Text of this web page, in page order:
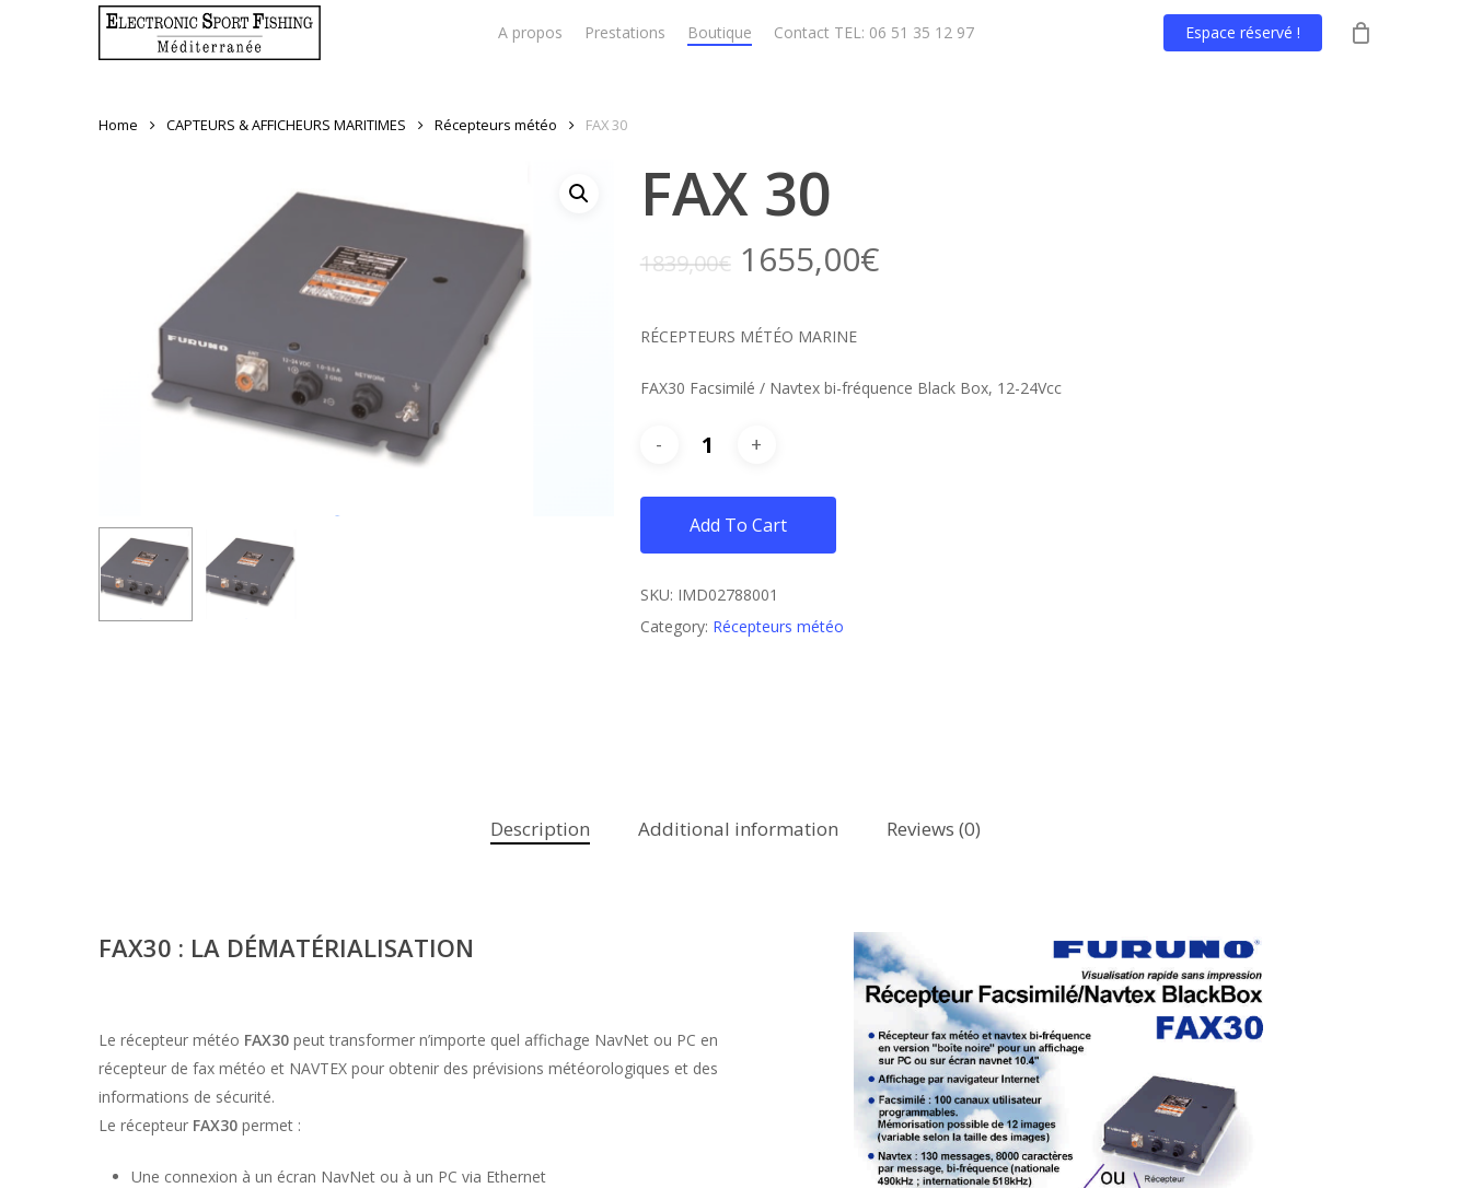
A propos Prestations Boutique Contact TEL: 06 51 35 12 97 Espace réservé !
Home CAPTEURS & AFFICHEURS MARITIMES Récepteurs météo FAX 30
FAX 30
1839,00€ 1655,00€
RÉCEPTEURS MÉTÉO MARINE
FAX30 Facsimilé / Navtex bi-fréquence Black Box, 12-24Vcc
Add To Cart
SKU: IMD02788001
Category: Récepteurs météo
Description Additional information Reviews (0)
FAX30 : LA DÉMATÉRIALISATION
Le récepteur météo FAX30 peut transformer n’importe quel affichage NavNet ou PC en
récepteur de fax météo et NAVTEX pour obtenir des prévisions météorologiques et des
informations de sécurité.
Le récepteur FAX30 permet :
Une connexion à un écran NavNet ou à un PC via Ethernet